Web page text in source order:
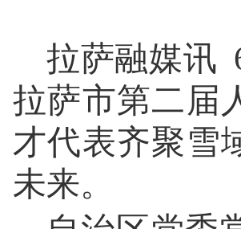
拉萨融媒讯
拉萨市第二届
才代表齐聚雪
未来。